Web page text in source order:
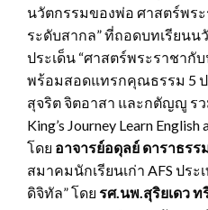
นวัตกรรมของพ่อ ศาสตร์พร
ระดับสากล” ที่ถอดบทเรียน
ประเด็น “ศาสตร์พระราชากั
พร้อมสอดแทรกคุณธรรม 5 ป
สุจริต จิตอาสา และกตัญญู รว
King’s Journey Learn
โดย อาจารย์อดุลย์ ดาราธรร
สมาคมนักเรียนเก่า AFS ปร
ดิจิทัล” โดย รศ.นพ.สุริยเดว ท